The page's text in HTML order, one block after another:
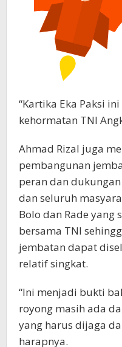
“Kartika Eka Paksi
kehormatan TNI
Ahmad Rizal juga
pembangunan
peran dan
dan seluruh
Bolo dan Rade yang
bersama TNI
jembatan dapat
relatif singkat.
“Ini menjadi bukti
royong masih ada
yang harus dijaga
harapnya.